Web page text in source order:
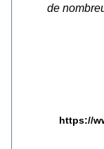
de
https://